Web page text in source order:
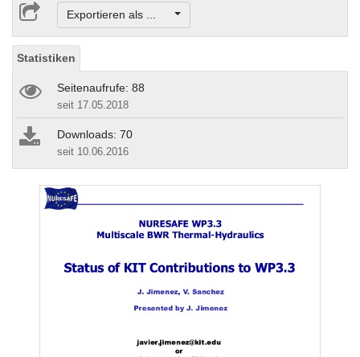
Exportieren als ...
Statistiken
Seitenaufrufe: 88
seit 17.05.2018
Downloads: 70
seit 10.06.2016